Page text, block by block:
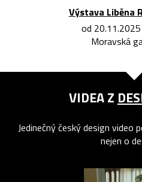
Výstava Liběna
od
Moravská
VIDEA Z
Jedinečný český design video
nejen o